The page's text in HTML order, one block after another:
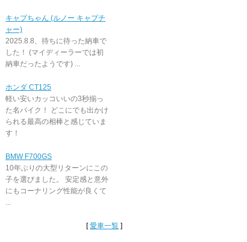
キャプちゃん (ルノー キャプチ
ャー)
2025.8.8、待ちに待った納車で
した！ (マイディーラーでは初
納車だったようです) ...
ホンダ CT125
軽い安いカッコいいの3秒揃っ
た名バイク！ どこにでも出かけ
られる最高の相棒と感じていま
す！
BMW F700GS
10年ぶりの大型リターンにこの
子を選びました。 安定感と意外
にもコーナリング性能が良くて
...
[愛車一覧 ]